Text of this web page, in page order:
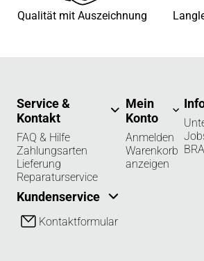
Qualität mit Auszeichnung
Service &
Kontakt
FAQ & Hilfe
Zahlungsarten
Lieferung
Reparaturservice
Kundenservice
Kontaktformular
Mein
Konto
Anmelden
Warenkorb
anzeigen